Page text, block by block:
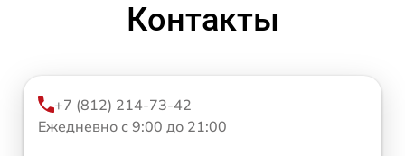
Контакты
+7 (812) 214-73-42
Ежедневно с 9:00 до 21:00